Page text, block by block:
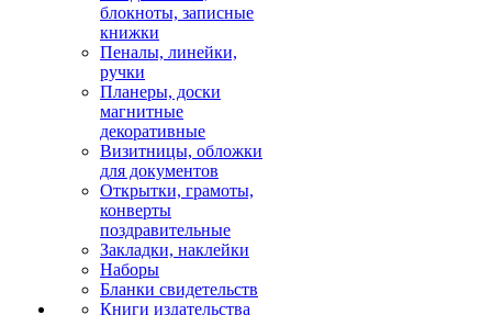
блокноты, записные
книжки
Пеналы, линейки,
ручки
Планеры, доски
магнитные
декоративные
Визитницы, обложки
для документов
Открытки, грамоты,
конверты
поздравительные
Закладки, наклейки
Наборы
Бланки свидетельств
Книги издательства